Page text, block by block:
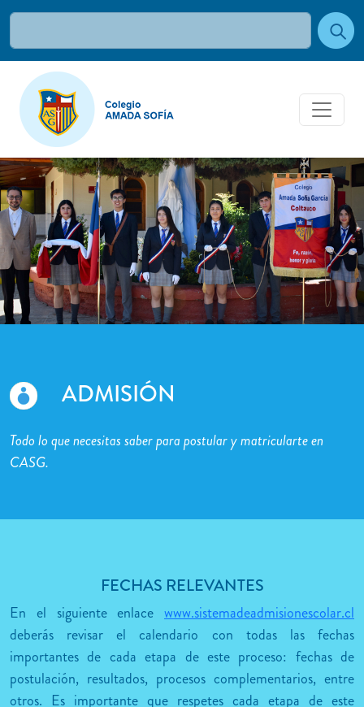
ADMISIÓN
Todo lo que necesitas saber para postular y matricularte en
CASG.
FECHAS RELEVANTES
En el siguiente enlace www.sistemadeadmisionescolar.cl
deberás revisar el calendario con todas las fechas
importantes de cada etapa de este proceso: fechas de
postulación, resultados, procesos complementarios, entre
otros. Es importante que respetes cada etapa de este